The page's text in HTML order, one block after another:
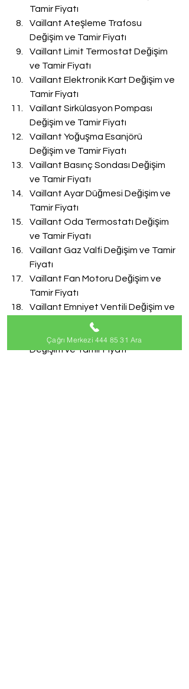
Tamir Fiyatı
Vaillant Ateşleme Trafosu
Değişim ve Tamir Fiyatı
Vaillant Limit Termostat Değişim
ve Tamir Fiyatı
Vaillant Elektronik Kart Değişim ve
Tamir Fiyatı
Vaillant Sirkülasyon Pompası
Değişim ve Tamir Fiyatı
Vaillant Yoğuşma Esanjörü
Değişim ve Tamir Fiyatı
Vaillant Basınç Sondası Değişim
ve Tamir Fiyatı
Vaillant Ayar Düğmesi Değişim ve
Tamir Fiyatı
Vaillant Oda Termostatı Değişim
ve Tamir Fiyatı
Vaillant Gaz Valfi Değişim ve Tamir
Fiyatı
Vaillant Fan Motoru Değişim ve
Tamir Fiyatı
Vaillant Emniyet Ventili Değişim ve
Vaillant Doldurma Musluğu
Değişim ve Tamir Fiyatı
Çağrı Merkezi 444 85 31 Ara